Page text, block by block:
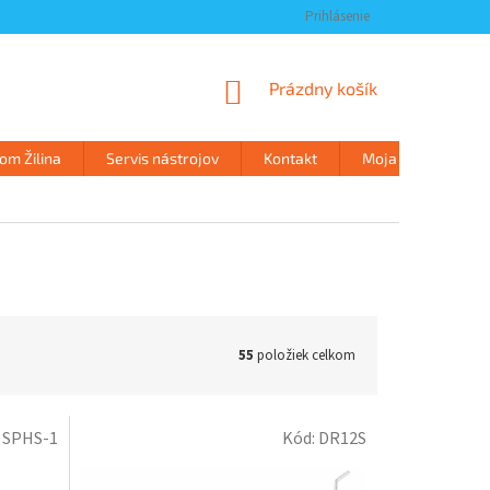
Prihlásenie
NÁKUPNÝ
Prázdny košík
Žilina Servis nástrojov Kontakt Moja objednávka
55 položiek celkom
SPHS-1 Kód: DR12S